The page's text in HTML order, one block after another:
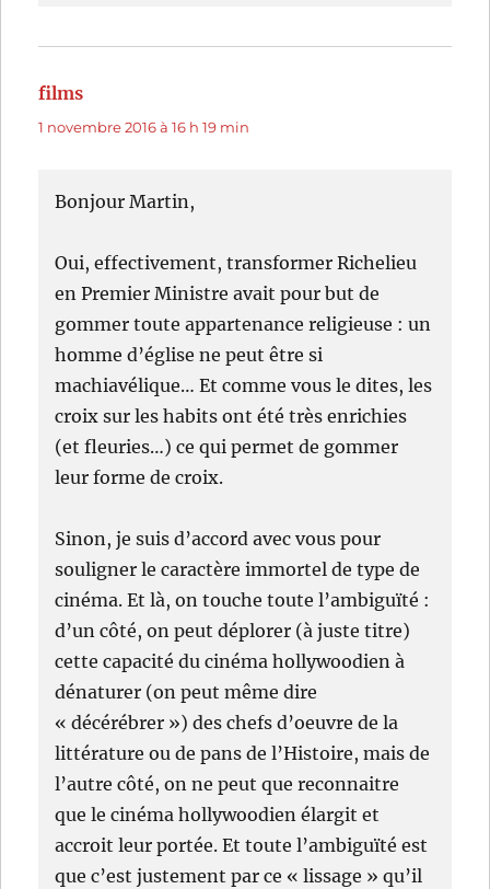
films
1 novembre 2016 à 16 h 19 min
Bonjour Martin,
Oui, effectivement, transformer Richelieu
en Premier Ministre avait pour but de
gommer toute appartenance religieuse : un
homme d’église ne peut être si
machiavélique… Et comme vous le dites, les
croix sur les habits ont été très enrichies
(et fleuries…) ce qui permet de gommer
leur forme de croix.
Sinon, je suis d’accord avec vous pour
souligner le caractère immortel de type de
cinéma. Et là, on touche toute l’ambiguïté :
d’un côté, on peut déplorer (à juste titre)
cette capacité du cinéma hollywoodien à
dénaturer (on peut même dire
« décérébrer ») des chefs d’oeuvre de la
littérature ou de pans de l’Histoire, mais de
l’autre côté, on ne peut que reconnaitre
que le cinéma hollywoodien élargit et
accroit leur portée. Et toute l’ambiguïté est
que c’est justement par ce « lissage » qu’il